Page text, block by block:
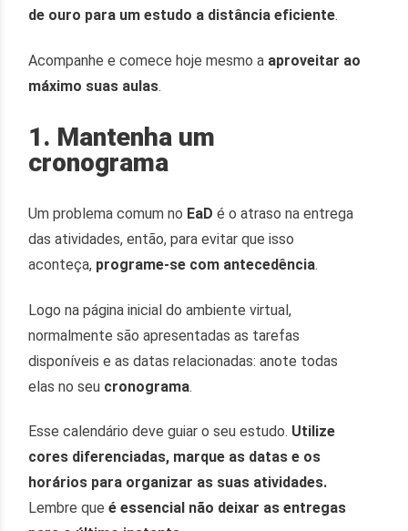
de ouro para um estudo a distância eficiente.
Acompanhe e comece hoje mesmo a aproveitar ao
máximo suas aulas.
1. Mantenha um
cronograma
Um problema comum no EaDé o atraso na entrega
das atividades, então, para evitar que isso
aconteça, programe-se com antecedência.
Logo na página inicial do ambiente virtual,
normalmente são apresentadas as tarefas
disponíveis e as datas relacionadas: anote todas
elas no seu cronograma.
Esse calendário deve guiar o seu estudo. Utilize
cores diferenciadas, marque as datas e os
horários para organizar as suas atividades.
Lembre queé essencial não deixar as entregas